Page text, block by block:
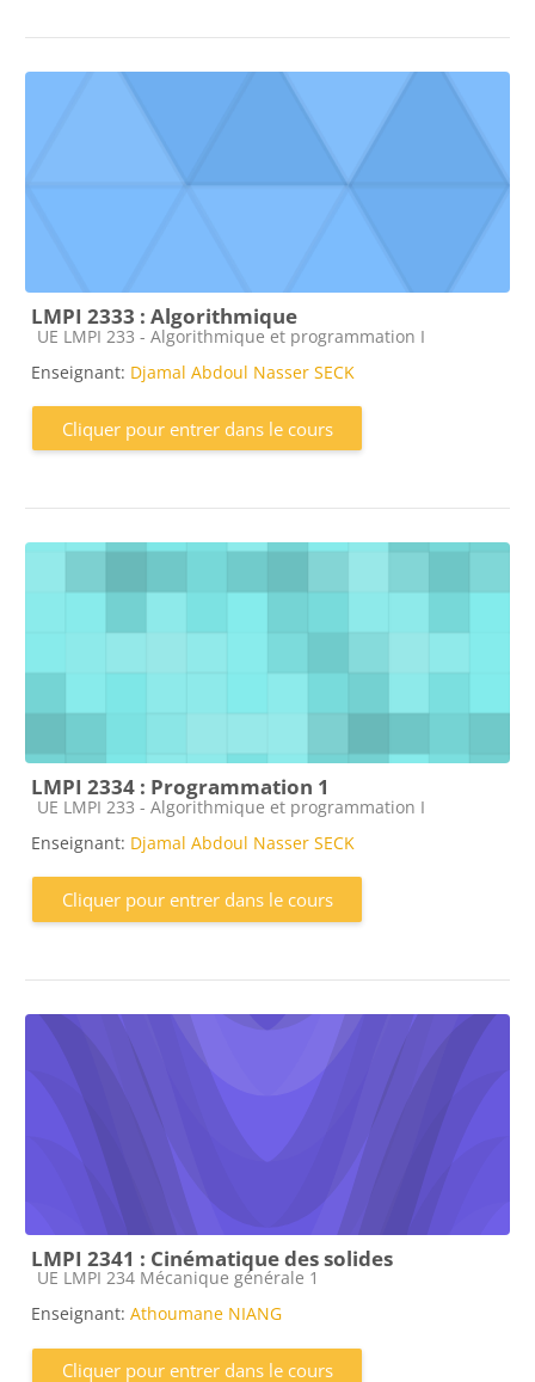
LMPI 2333 : Algorithmique
Catégorie de cours
UE LMPI 233 - Algorithmique et programmation I
Enseignant: Djamal Abdoul Nasser SECK
Cliquer pour entrer dans le cours
LMPI 2334 : Programmation 1
Catégorie de cours
UE LMPI 233 - Algorithmique et programmation I
Enseignant: Djamal Abdoul Nasser SECK
Cliquer pour entrer dans le cours
LMPI 2341 : Cinématique des solides
Catégorie de cours
UE LMPI 234 Mécanique générale 1
Enseignant: Athoumane NIANG
Cliquer pour entrer dans le cours